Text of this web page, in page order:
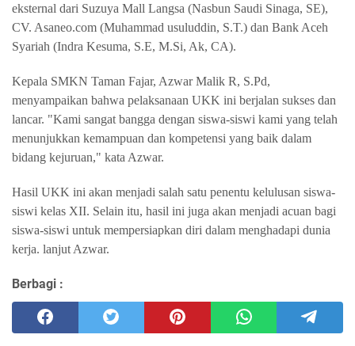
eksternal dari Suzuya Mall Langsa (Nasbun Saudi Sinaga, SE),
CV. Asaneo.com (Muhammad usuluddin, S.T.) dan Bank Aceh
Syariah (Indra Kesuma, S.E, M.Si, Ak, CA).
Kepala SMKN Taman Fajar, Azwar Malik R, S.Pd,
menyampaikan bahwa pelaksanaan UKK ini berjalan sukses dan
lancar. "Kami sangat bangga dengan siswa-siswi kami yang telah
menunjukkan kemampuan dan kompetensi yang baik dalam
bidang kejuruan," kata Azwar.
Hasil UKK ini akan menjadi salah satu penentu kelulusan siswa-
siswi kelas XII. Selain itu, hasil ini juga akan menjadi acuan bagi
siswa-siswi untuk mempersiapkan diri dalam menghadapi dunia
kerja. lanjut Azwar.
Berbagi :